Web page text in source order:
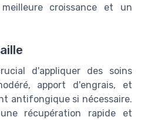
croissance et un
d'appliquer des soins
apport d'engrais, et
antifongique si nécessaire.
récupération rapide et